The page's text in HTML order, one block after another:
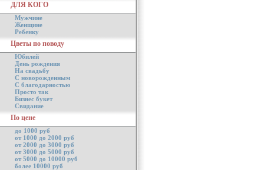
ДЛЯ КОГО
Мужчине
Женщине
Ребенку
Цветы по поводу
Юбилей
День рождения
На свадьбу
С новорожденным
С благодарностью
Просто так
Бизнес букет
Свидание
По цене
до 1000 руб
от 1000 до 2000 руб
от 2000 до 3000 руб
от 3000 до 5000 руб
от 5000 до 10000 руб
более 10000 руб